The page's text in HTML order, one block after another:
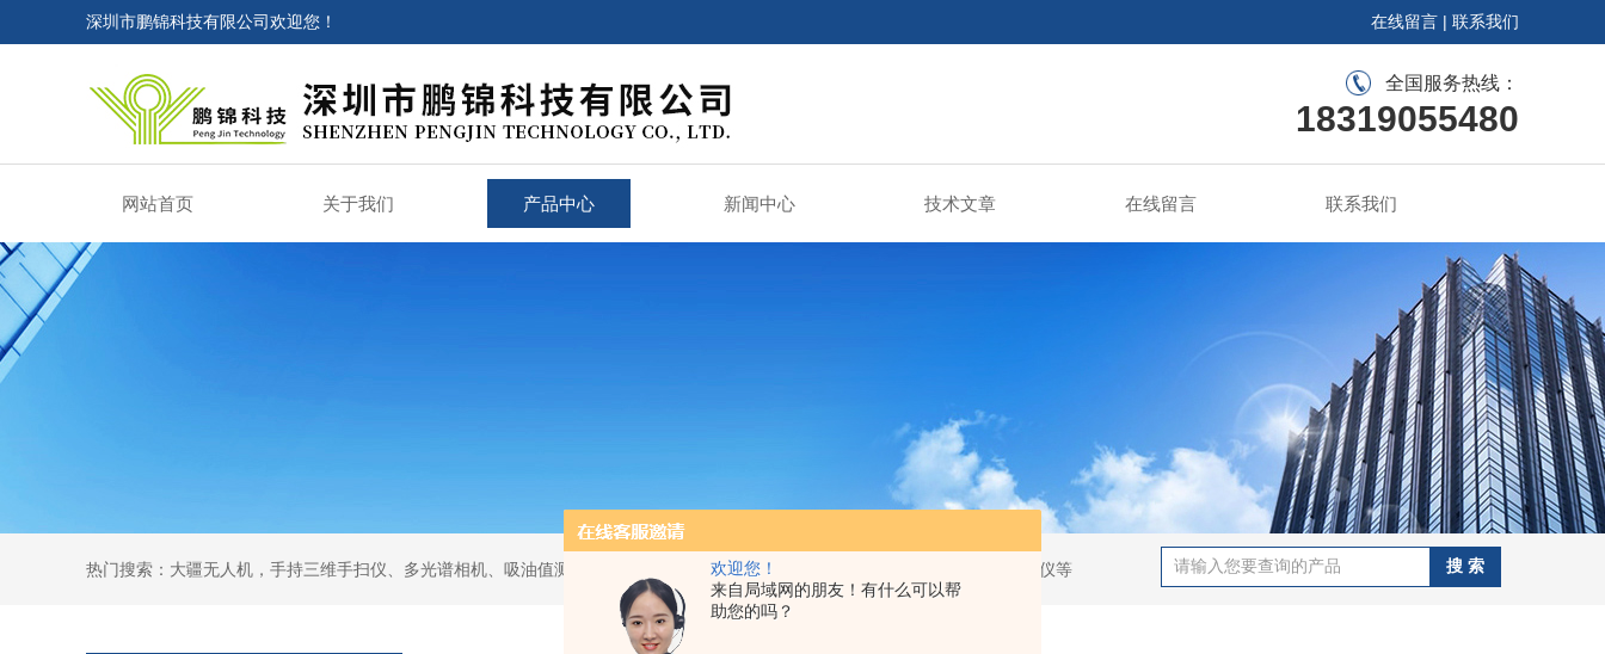
欢迎您！
来自局域网的朋友！有什么可以帮
助您的吗？
深圳市鹏锦科技有限公司欢迎您！ 在线留言 | 联系我们
全国服务热线：
18319055480
网站首页 关于我们 产品中心 新闻中心 技术文章 在线留言 联系我们
热门搜索：大疆无人机，手持三维手扫仪、多光谱相机、吸油值测试仪，求积仪，气象产品，管线探测仪，全站仪，经纬仪，水准仪等